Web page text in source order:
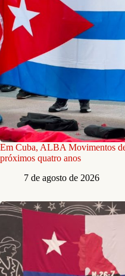
Em Cuba, ALBA Movimentos
próximos quatro anos
7 de agosto de 2026